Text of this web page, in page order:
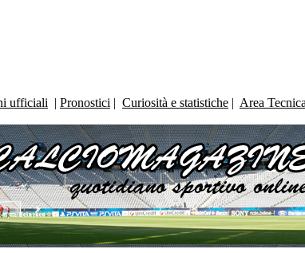
ufficiali | Pronostici | Curiosità e statistiche | Area Tecnica